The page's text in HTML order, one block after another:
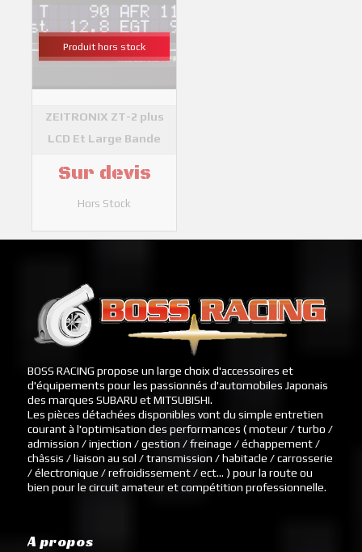
ZEITRONIX ZT-2 plus
LCD Et Large Bande
Sur devis
Hors Stock
Produit hors stock
BOSS RACING propose un large choix d'accessoires et
d'équipements pour les passionnés d'automobiles Japonais
des marques SUBARU et MITSUBISHI.
Les pièces détachées disponibles vont du simple entretien
courant à l'optimisation des performances ( moteur / turbo /
admission / injection / gestion / freinage / échappement /
châssis / liaison au sol / transmission / habitacle / carrosserie
/ électronique / refroidissement / ect... ) pour la route ou
bien pour le circuit amateur et compétition professionnelle.
A propos